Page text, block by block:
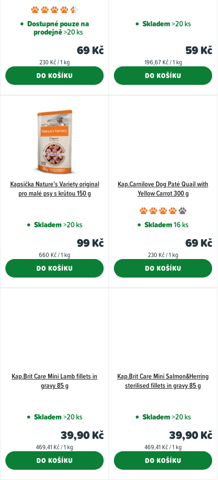
ů
Průměrné
hodnocení
produktu
je
4,5
z
Dostupné pouze na
prodejně>20 ks
69 Kč
Měrná
230 Kč / 1 kg
DO KOŠÍKU
Skladem>20 ks
59 Kč
Měrná
196,67 Kč / 1 kg
DO KOŠÍKU
Kapsička Nature's Variety original
pro malé psy s krůtou 150 g
Skladem>20 ks
99 Kč
Měrná
660 Kč / 1 kg
DO KOŠÍKU
Kap.Carnilove Dog Paté Quail with
Yellow Carrot 300 g
je
4,0
5
Skladem16 ks
69 Kč
Měrná
230 Kč / 1 kg
DO KOŠÍKU
Kap.Brit Care Mini Lamb fillets in
gravy 85 g
Skladem>20 ks
39,90 Kč
Měrná
469,41 Kč / 1 kg
DO KOŠÍKU
Kap.Brit Care Mini Salmon&Herring
sterilised fillets in gravy 85 g
Skladem>20 ks
39,90 Kč
Měrná
469,41 Kč / 1 kg
DO KOŠÍKU